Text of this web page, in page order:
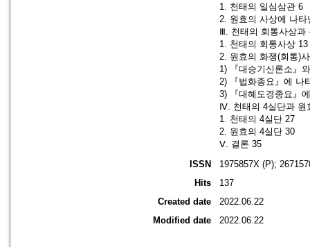
1. 천태의 일심삼관 6
2. 원효의 사상에 나타
Ⅲ. 천태의 회통사상과
1. 천태의 회통사상 13
2. 원효의 화쟁(회통)
1) 『대승기신론소』
2) 『법화종요』에 나
3) 『대혜도경종요』
Ⅳ. 천태의 4실단과 원
1. 천태의 4실단 27
2. 원효의 4실단 30
Ⅴ. 결론 35
ISSN
1975857X (P);
Hits
137
Created date
2022.06.22
Modified date
2022.06.22